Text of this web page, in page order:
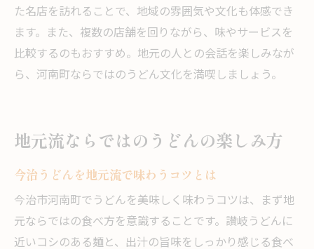
うどん巡りで河南町を選ぶメリットとは
今治うどんの魅力を現地で体感しよう
地域密着のうどん店が愛される理由とは
河南町発うどんの新しい楽しみ方を発見
た名店を訪れることで、地域の雰囲気や文化も体感でき
ます。また、複数の店舗を回りながら、味やサービスを
比較するのもおすすめ。地元の人との会話を楽しみなが
ら、河南町ならではのうどん文化を満喫しましょう。
地元流ならではのうどんの楽しみ方
今治うどんを地元流で味わうコツとは
今治市河南町でうどんを美味しく味わうコツは、まず地
元ならではの食べ方を意識することです。讃岐うどんに
近いコシのある麺と、出汁の旨味をしっかり感じる食べ